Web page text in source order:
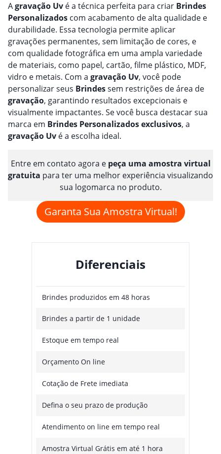
Agravação Uv é a técnica perfeita para criar Brindes
Personalizados com acabamento de alta qualidade e
durabilidade. Essa tecnologia permite aplicar
gravações permanentes, sem limitação de cores, e
com qualidade fotográfica em uma ampla variedade
de materiais, como papel, cartão, filme plástico, MDF,
vidro e metais. Com a gravação Uv, você pode
personalizar seus Brindessem restrições de área de
gravação, garantindo resultados excepcionais e
visualmente impactantes. Se você busca destacar sua
marca em Brindes Personalizadosexclusivos, a
gravação Uv é a escolha ideal.
Entre em contato agora e peça uma amostra virtual
gratuita para ter uma melhor experiência visualizando
sua logomarca no produto.
Garanta Sua Amostra Virtual!
Diferenciais
Brindes produzidos em 48 horas
Brindes a partir de 1 unidade
Estoque em tempo real
Orçamento On line
Cotação de Frete imediata
Defina o seu prazo de produção
Atendimento on line em tempo real
Amostra Virtual Grátis em até 1 hora